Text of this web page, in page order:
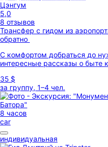
Цэнгум
5,0
8 отзывов
Трансфер с гидом из
обратно
С комфортом добраться до
интересные рассказы о быте
35 $
за группу, 1–4 чел.
8 часов
car
индивидуальная